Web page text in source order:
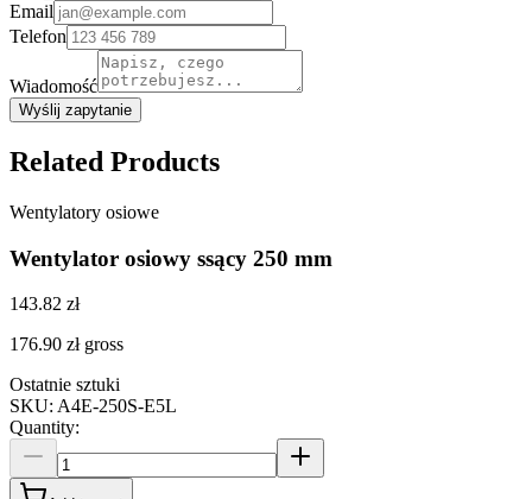
Email
Telefon
Wiadomość
Wyślij zapytanie
Related Products
Wentylatory osiowe
Wentylator osiowy ssący 250 mm
143.82 zł
176.90 zł gross
Ostatnie sztuki
SKU: A4E-250S-E5L
Quantity: